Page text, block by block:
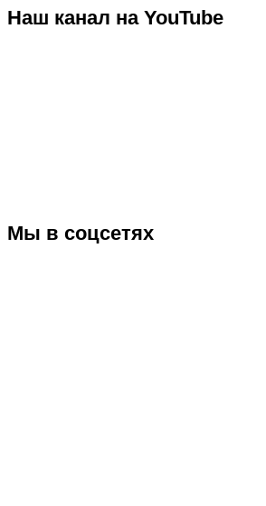
Наш канал на YouTube
Мы в соцсетях